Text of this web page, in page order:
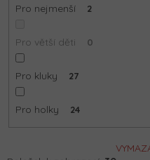
Pro nejmenší 2
Pro větší děti 0
Pro kluky 27
Pro holky 24